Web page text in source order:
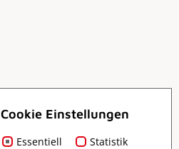
Cookie Einstellungen
Essentiell Statistik